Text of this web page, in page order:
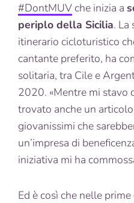
#DontMUV che inizia a
periplo della Sicilia. La
itinerario cicloturistico
cantante preferito, ha
solitaria, tra Cile e
2020. «Mentre mi stavo
trovato anche un
giovanissimi che
un’impresa di
iniziativa mi ha
Ed è così che nelle